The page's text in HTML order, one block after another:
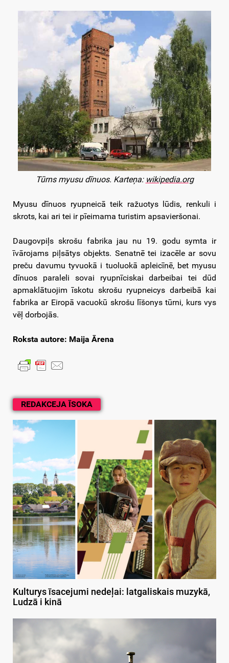
REDAKCEJA ĪSOKA
Kulturys īsacejumi nedeļai: latgaliskais muzykā,
Ludzā i kinā
Tūrns myusu dīnuos. Karteņa: wikipedia.org
Myusu dīnuos ryupneicā teik ražuotys lūdis, renkuli i
skrots, kai ari tei ir pīeimama turistim apsavieršonai.
Daugovpiļs skrošu fabrika jau nu 19. godu symta ir
īvārojams piļsātys objekts. Senatnē tei izacēle ar sovu
preču davumu tyvuokā i tuoluokā apleicīnē, bet myusu
dīnuos paraleli sovai ryupnīciskai darbeibai tei dūd
apmaklātuojim īskotu skrošu ryupneicys darbeibā kai
fabrika ar Eiropā vacuokū skrošu līšonys tūrni, kurs vys
vēļ dorbojās.
Roksta autore: Maija Ārena